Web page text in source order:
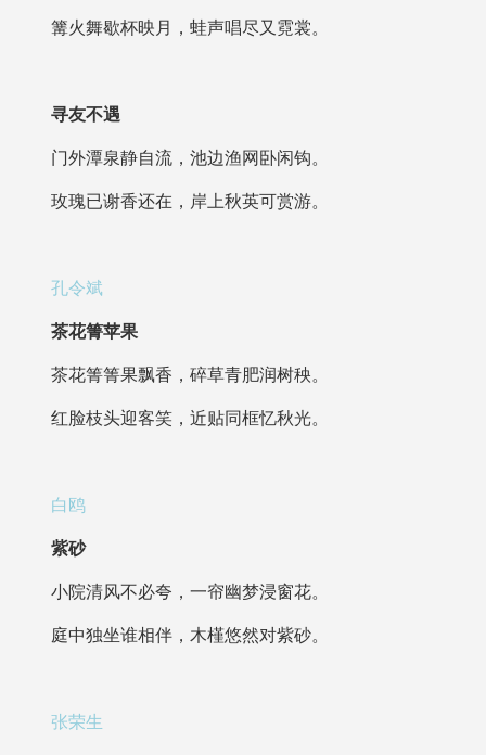
篝火舞歇杯映月，蛙声唱尽又霓裳。
寻友不遇
门外潭泉静自流，池边渔网卧闲钩。
玫瑰已谢香还在，岸上秋英可赏游。
孔令斌
茶花箐苹果
茶花箐箐果飘香，碎草青肥润树秧。
红脸枝头迎客笑，近贴同框忆秋光。
白鸥
紫砂
小院清风不必夸，一帘幽梦浸窗花。
庭中独坐谁相伴，木槿悠然对紫砂。
张荣生